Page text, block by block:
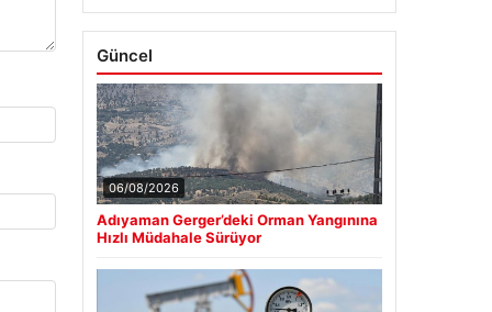
Güncel
06/08/2026
Adıyaman Gerger’deki Orman Yangınına
Hızlı Müdahale Sürüyor